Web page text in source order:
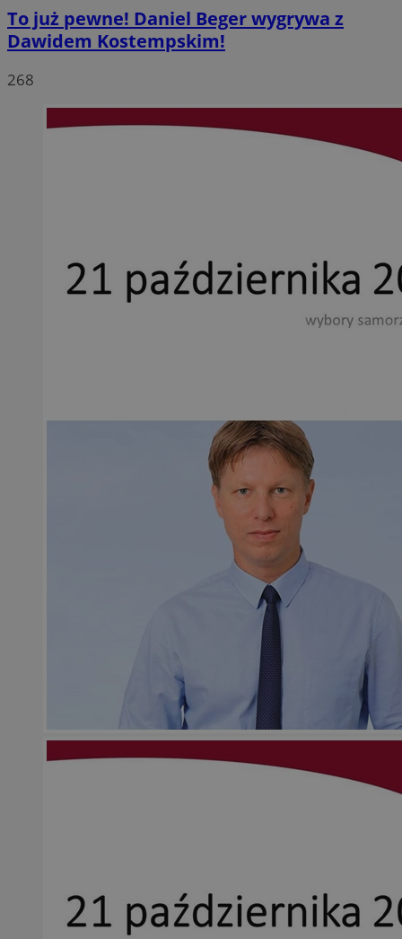
To już pewne! Daniel Beger wygrywa z
Dawidem Kostempskim!
268